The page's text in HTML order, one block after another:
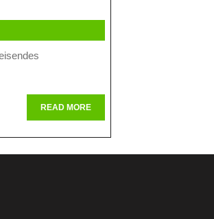
READ MOREREAD
MORE